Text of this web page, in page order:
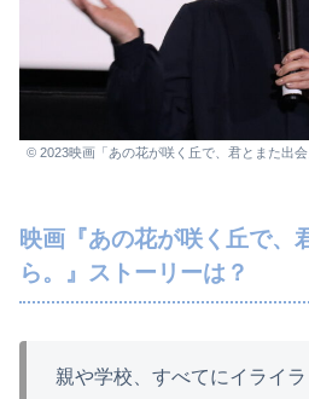
© 2023映画「あの花が咲く丘で、君とまた出
映画『あの花が咲く丘で、
ら。』ストーリーは？
親や学校、すべてにイライ